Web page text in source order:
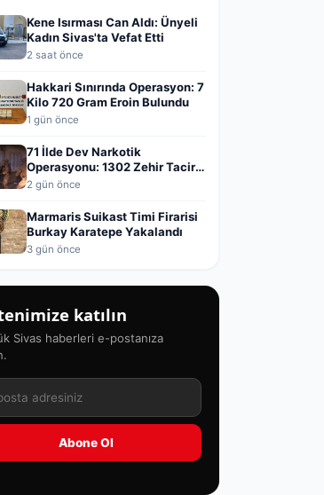
Kene Isırması Can Aldı: Ünyeli
Kadın Sivas'ta Vefat Etti
2 saat önce
Hakkari Sınırında Operasyon: 7
Kilo 720 Gram Eroin Bulundu
1 gün önce
71 İlde Dev Narkotik
Operasyonu: 1302 Zehir Taciri
Yakalandı
2 gün önce
Marmaris Suikast Timi Firarisi
Burkay Karatepe Yakalandı
3 gün önce
katılın
Sivas haberleri e-postanıza
Abone Ol